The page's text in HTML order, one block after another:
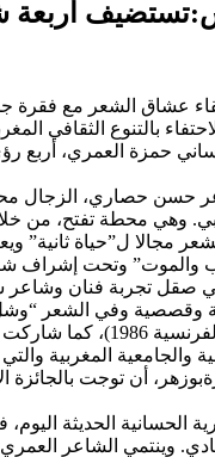
أربعة
بالتنوع
حمزة العمري، أربع
حسن حصاري، الزجال
وهي محطة تفتح، من
مجالا ل”حياة ثانية”
والعربية، ابتداء من سنة
والجامعية المغربية
2015)، وفي الشعر ديوان “أحلام
الحديثة
وينتمي الشاعر